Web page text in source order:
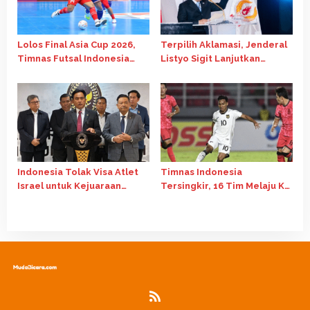
Lolos Final Asia Cup 2026,
Timnas Futsal Indonesia
Terpilih Aklamasi, Jenderal
Listyo Sigit Lanjutkan
hingga 2029
Indonesia Tolak Visa Atlet
Israel untuk Kejuaraan
Timnas Indonesia
Tersingkir, 16 Tim Melaju Ke